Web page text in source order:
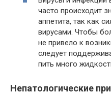
часто происходит
аппетита, так как
вирусами. Чтобы
не привело к
следует
пить много
Непатологические